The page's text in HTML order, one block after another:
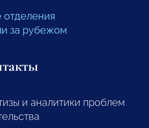
отделения
за рубежом
и аналитики проблем